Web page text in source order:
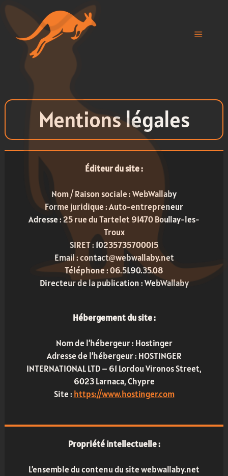
Aller
au
contenu
Menu
Mentions légales
Éditeur du site :
Nom / Raison sociale : WebWallaby
Forme juridique : Auto-entrepreneur
Adresse : 25 rue du Tartelet 91470 Boullay-les-
Troux
SIRET : 10235735700015
Email : contact@webwallaby.net
Téléphone : 06.51.90.35.08
Directeur de la publication : WebWallaby
Hébergement du site :
Nom de l’hébergeur : Hostinger
Adresse de l’hébergeur : HOSTINGER
INTERNATIONAL LTD – 61 Lordou Vironos Street,
6023 Larnaca, Chypre
Site : https://www.hostinger.com
Propriété intellectuelle :
L’ensemble du contenu du site webwallaby.net